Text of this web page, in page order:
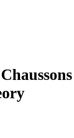
Chaussons